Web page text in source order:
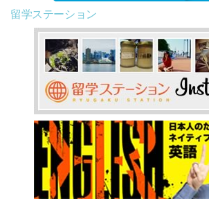
留学ステーション